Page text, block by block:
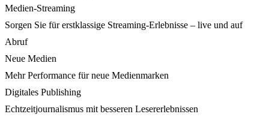
Medien-Streaming
Sorgen Sie für erstklassige Streaming-Erlebnisse – live und auf
Abruf
Neue Medien
Mehr Performance für neue Medienmarken
Digitales Publishing
Echtzeitjournalismus mit besseren Lesererlebnissen